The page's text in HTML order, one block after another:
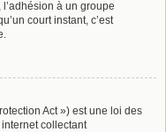
à un groupe
court instant, c’est
Act ») est une loi des
collectant